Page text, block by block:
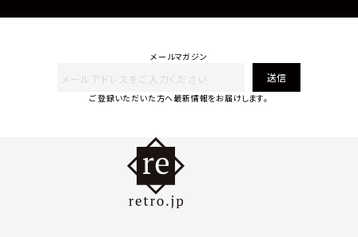
メールマガジン
送信
ご登録いただいた方へ最新情報をお届けします。